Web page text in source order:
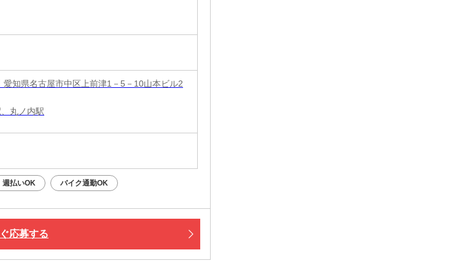
知県名古屋市中区上前津1－5－10山本ビル2
丸ノ内駅
週払いOK バイク通勤OK
応募する